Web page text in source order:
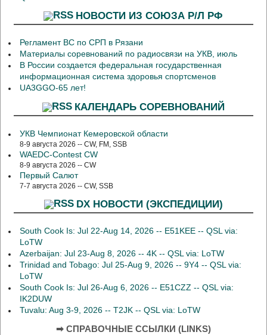
НОВОСТИ ИЗ СОЮЗА Р/Л РФ
Регламент ВС по СРП в Рязани
Материалы соревнований по радиосвязи на УКВ, июль
В России создается федеральная государственная
информационная система здоровья спортсменов
UA3GGO-65 лет!
КАЛЕНДАРЬ СОРЕВНОВАНИЙ
УКВ Чемпионат Кемеровской области
8-9 августа 2026 -- CW, FM, SSB
WAEDC-Contest CW
8-9 августа 2026 -- CW
Первый Салют
7-7 августа 2026 -- CW, SSB
DX НОВОСТИ (ЭКСПЕДИЦИИ)
South Cook Is: Jul 22-Aug 14, 2026 -- E51KEE -- QSL via:
LoTW
Azerbaijan: Jul 23-Aug 8, 2026 -- 4K -- QSL via: LoTW
Trinidad and Tobago: Jul 25-Aug 9, 2026 -- 9Y4 -- QSL via:
LoTW
South Cook Is: Jul 26-Aug 6, 2026 -- E51CZZ -- QSL via:
IK2DUW
Tuvalu: Aug 3-9, 2026 -- T2JK -- QSL via: LoTW
➡ СПРАВОЧНЫЕ ССЫЛКИ (LINKS)